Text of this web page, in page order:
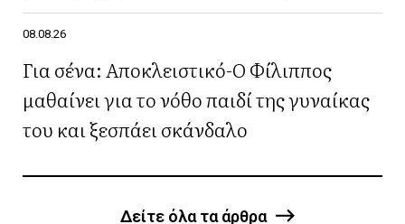
08.08.26
Για σένα: Αποκλειστικό-Ο Φίλιππος
μαθαίνει για το νόθο παιδί της γυναίκας
του και ξεσπάει σκάνδαλο
Δείτε όλα τα άρθρα